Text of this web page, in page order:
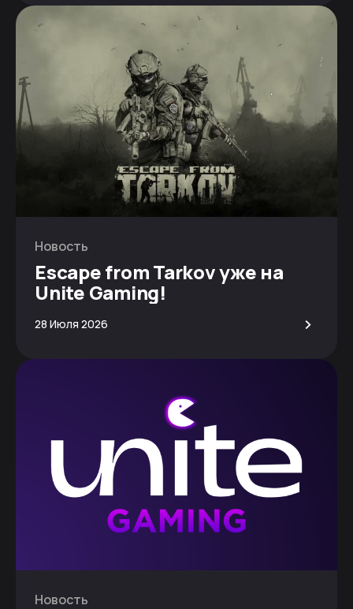
Новость
Escape from Tarkov уже на
Unite Gaming!
28 Июля 2026 >
Новость